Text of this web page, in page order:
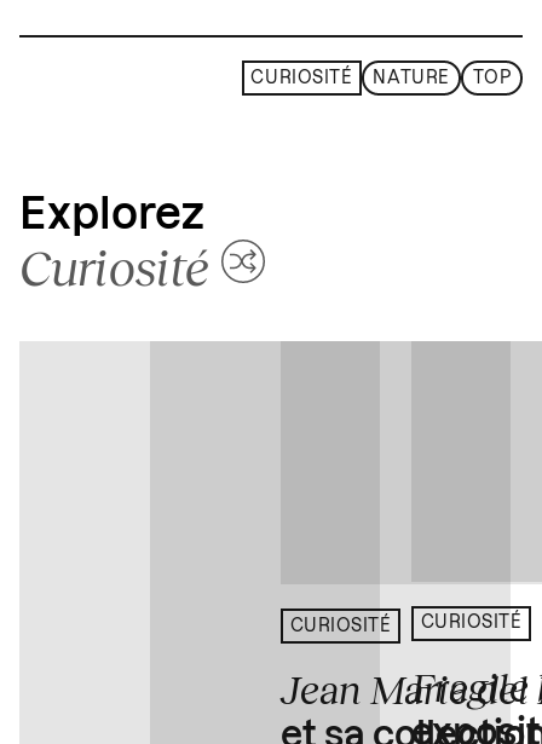
CURIOSITÉ NATURE TOP
Explorez
Curiosité
CURIOSITÉ
Jean Marie del
et sa
CURIOSITÉ
Fragile